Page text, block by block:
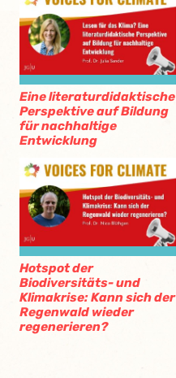
Eine literaturdidaktische
Perspektive auf Bildung
für nachhaltige
Entwicklung
Hotspot der
Biodiversitäts- und
Klimakrise: Kann sich der
Regenwald wieder
regenerieren?